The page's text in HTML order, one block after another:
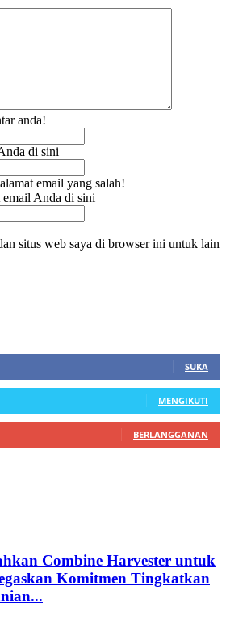
anda!
di sini
email yang salah!
email Anda di sini
situs web saya di browser ini untuk lain
SUKA
MENGIKUTI
BERLANGGANAN
Combine Harvester untuk
Komitmen Tingkatkan